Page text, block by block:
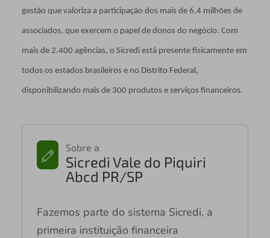
gestão que valoriza a participação dos mais de 6,4 milhões de
associados, que exercem o papel de donos do negócio. Com
mais de 2.400 agências, o Sicredi está presente fisicamente em
todos os estados brasileiros e no Distrito Federal,
disponibilizando mais de 300 produtos e serviços financeiros.
Sobre a
Sicredi Vale do Piquiri
Abcd PR/SP
Fazemos parte do sistema Sicredi, a
primeira instituição financeira